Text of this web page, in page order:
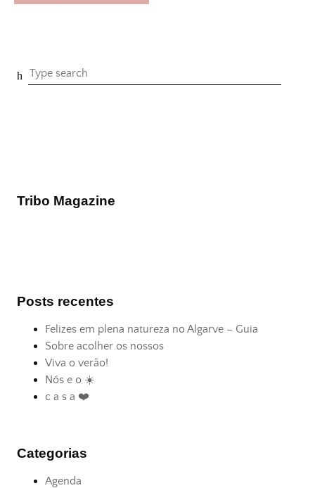
Tribo Magazine
Posts recentes
Felizes em plena natureza no Algarve – Guia
Sobre acolher os nossos
Viva o verão!
Nós e o ☀️
c a s a ❤️
Categorias
Agenda